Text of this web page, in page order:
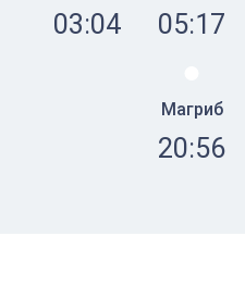
03:04 05:17
Магриб
20:56